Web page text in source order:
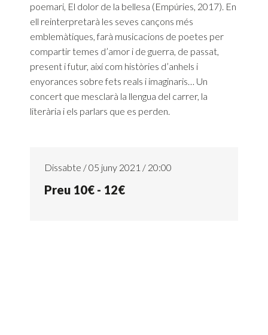
poemari, El dolor de la bellesa (Empúries, 2017). En
ell reinterpretarà les seves cançons més
emblemàtiques, farà musicacions de poetes per
compartir temes d’amor i de guerra, de passat,
present i futur, així com històries d’anhels i
enyorances sobre fets reals i imaginaris… Un
concert que mesclarà la llengua del carrer, la
literària i els parlars que es perden.
Dissabte / 05 juny 2021 / 20:00
Preu 10€ - 12€